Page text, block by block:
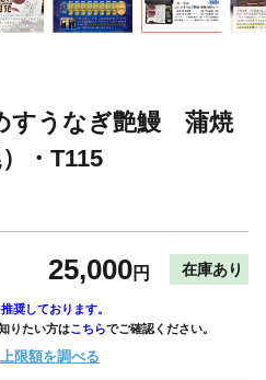
すうなぎ艶鰻 蒲焼
・T115
25,000円 在庫あり
奨しております。
りたい方はこちらでご確認ください。
上限額を調べる